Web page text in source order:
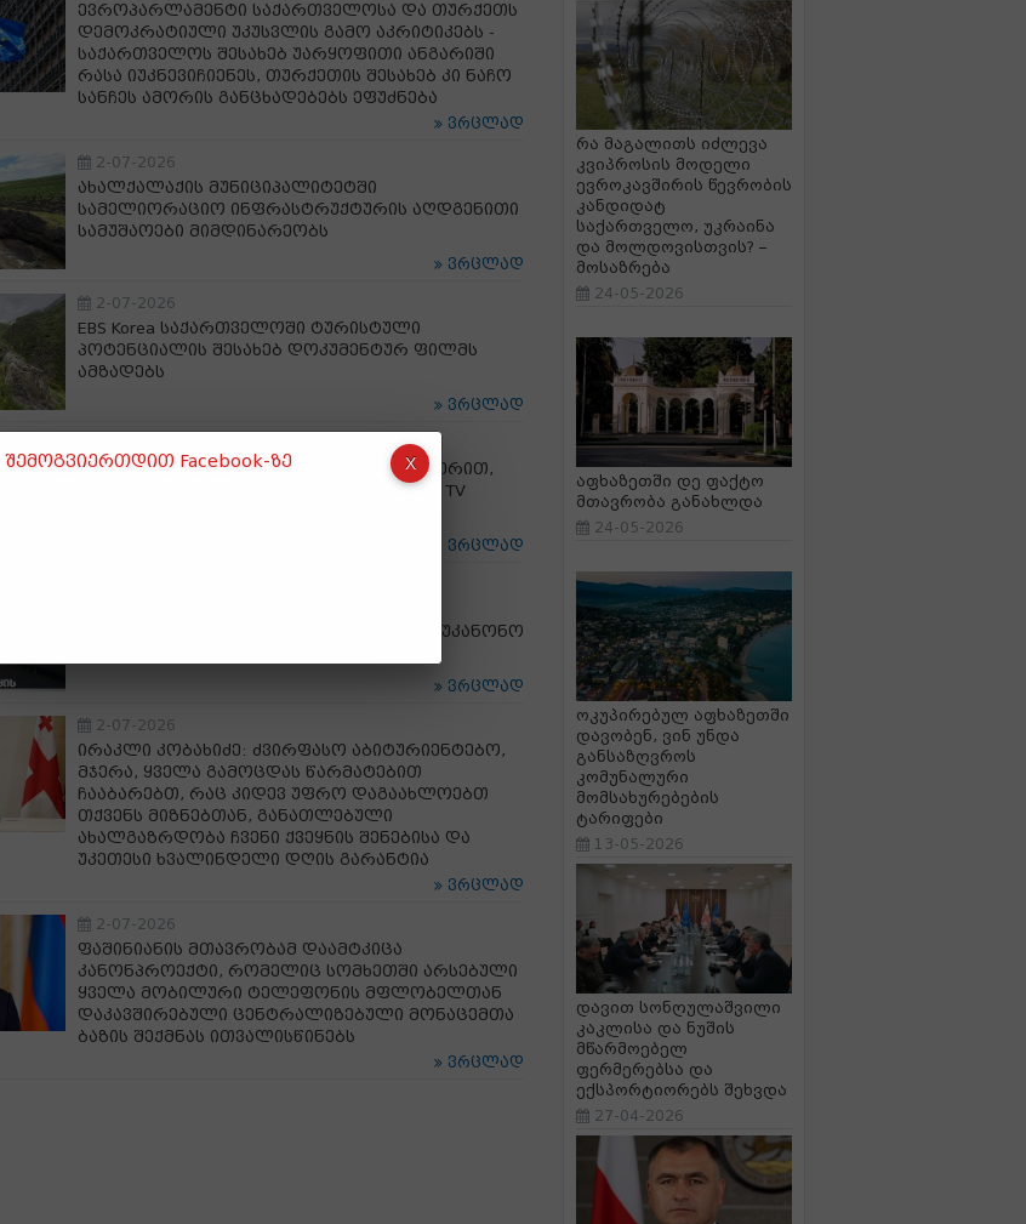
ევროპარლამენტი საქართველოსა და თურქეთს
დემოკრატიული უკუსვლის გამო აკრიტიკებს -
საქართველოს შესახებ უარყოფითი ანგარიში
რასა იუკნევიჩიენეს, თურქეთის შესახებ კი ნაჩო
სანჩეს ამორის განცხადებებს ეფუძნება
ვრცლად
2-07-2026
ახალქალაქის მუნიციპალიტეტში
სამელიორაციო ინფრასტრუქტურის აღდგენითი
სამუშაოები მიმდინარეობს
ვრცლად
2-07-2026
EBS Korea საქართველოში ტურისტული
პოტენციალის შესახებ დოკუმენტურ ფილმს
ამზადებს
ვრცლად
ღვინის ეროვნული სააგენტოს მხარდაჭერით,
ამერიკულმა მედია-პლატფორმამ SOMM TV
ვრცლად
დეპარტამენტმა სამეგრელოში ხე-ტყის უკანონო
ვრცლად
2-07-2026
ირაკლი კობახიძე: ძვირფასო აბიტურიენტებო,
მჯერა, ყველა გამოცდას წარმატებით
ჩააბარებთ, რაც კიდევ უფრო დაგაახლოებთ
თქვენს მიზნებთან, განათლებული
ახალგაზრდობა ჩვენი ქვეყნის შენებისა და
უკეთესი ხვალინდელი დღის გარანტია
ვრცლად
2-07-2026
ფაშინიანის მთავრობამ დაამტკიცა
კანონპროექტი, რომელიც სომხეთში არსებული
ყველა მობილური ტელეფონის მფლობელთან
დაკავშირებული ცენტრალიზებული მონაცემთა
ბაზის შექმნას ითვალისწინებს
ვრცლად
რა მაგალითს იძლევა
კვიპროსის მოდელი
ევროკავშირის წევრობის
კანდიდატ
საქართველო, უკრაინა
და მოლდოვისთვის? –
მოსაზრება
24-05-2026
აფხაზეთში დე ფაქტო
მთავრობა განახლდა
24-05-2026
ოკუპირებულ აფხაზეთში
დავობენ, ვინ უნდა
განსაზღვროს
კომუნალური
მომსახურებების
ტარიფები
13-05-2026
დავით სონღულაშვილი
კაკლისა და ნუშის
მწარმოებელ
ფერმერებსა და
ექსპორტიორებს შეხვდა
27-04-2026
შემოგვიერთდით Facebook-ზე